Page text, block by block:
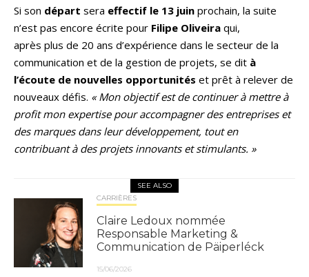
Si son départ sera effectif le 13 juin prochain, la suite
n’est pas encore écrite pour Filipe Oliveira qui,
après plus de 20 ans d’expérience dans le secteur de la
communication et de la gestion de projets, se dit à
l’écoute de nouvelles opportunités et prêt à relever de
nouveaux défis. « Mon objectif est de continuer à mettre à
profit mon expertise pour accompagner des entreprises et
des marques dans leur développement, tout en
contribuant à des projets innovants et stimulants. »
SEE ALSO
CARRIÈRES
Claire Ledoux nommée
Responsable Marketing &
Communication de Päiperléck
15/06/2026